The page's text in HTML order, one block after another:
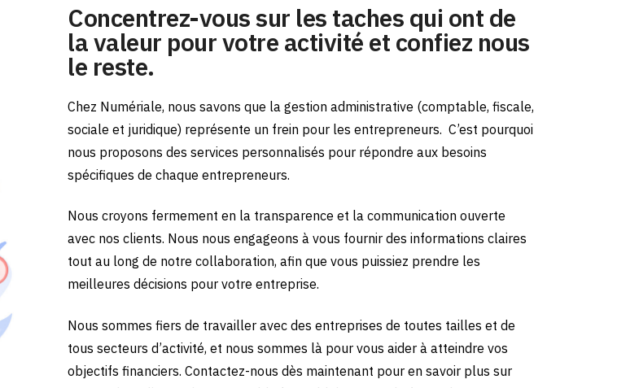
Concentrez-vous sur les taches qui ont de
la valeur pour votre activité et confiez nous
le reste.
Chez Numériale, nous savons que la gestion administrative (comptable, fiscale,
sociale et juridique) représente un frein pour les entrepreneurs. C’est pourquoi
nous proposons des services personnalisés pour répondre aux besoins
spécifiques de chaque entrepreneurs.
Nous croyons fermement en la transparence et la communication ouverte
avec nos clients. Nous nous engageons à vous fournir des informations claires
tout au long de notre collaboration, afin que vous puissiez prendre les
meilleures décisions pour votre entreprise.
Nous sommes fiers de travailler avec des entreprises de toutes tailles et de
tous secteurs d’activité, et nous sommes là pour vous aider à atteindre vos
objectifs financiers. Contactez-nous dès maintenant pour en savoir plus sur